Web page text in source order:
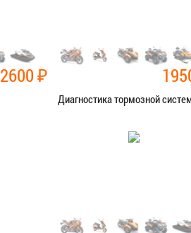
2600₽
Диагностика тормозной
Диагностика